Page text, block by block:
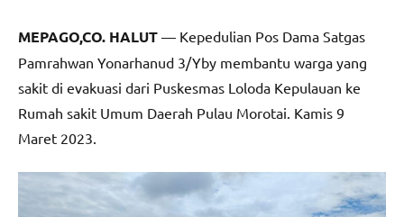
MEPAGO,CO. HALUT — Kepedulian Pos Dama Satgas
Pamrahwan Yonarhanud 3/Yby membantu warga yang
sakit di evakuasi dari Puskesmas Loloda Kepulauan ke
Rumah sakit Umum Daerah Pulau Morotai. Kamis 9
Maret 2023.